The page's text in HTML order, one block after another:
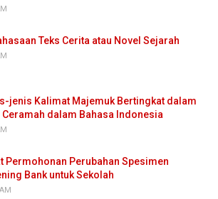
Teks Cerita atau Novel Sejarah
jenis Kalimat Majemuk Bertingkat dalam
Ceramah dalam Bahasa Indonesia
Permohonan Perubahan Spesimen
Bank untuk Sekolah